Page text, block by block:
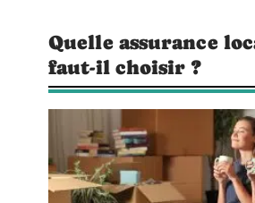
Quelle assurance
faut-il choisir ?